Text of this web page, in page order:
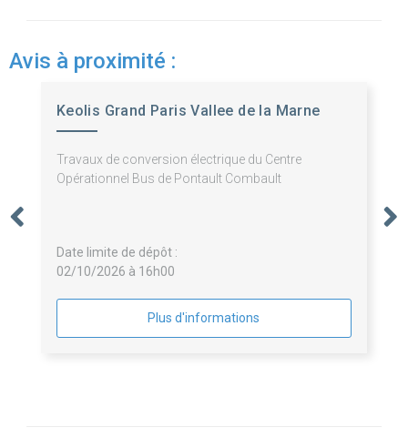
Avis à proximité :
Keolis Grand Paris Vallee de la Marne
Travaux de conversion électrique du Centre
Opérationnel Bus de Pontault Combault
Date limite de dépôt :
02/10/2026 à 16h00
Plus d'informations